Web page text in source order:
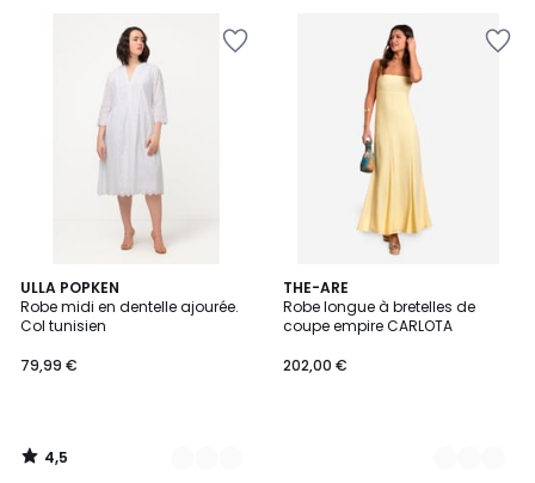
ULLA POPKEN
Robe midi en dentelle ajourée.
Col tunisien
79,99 €
4,5
/ 5
2
Couleurs
4,5
/
THE-ARE
Robe longue à bretelles de
coupe empire CARLOTA
202,00 €
3
Couleurs